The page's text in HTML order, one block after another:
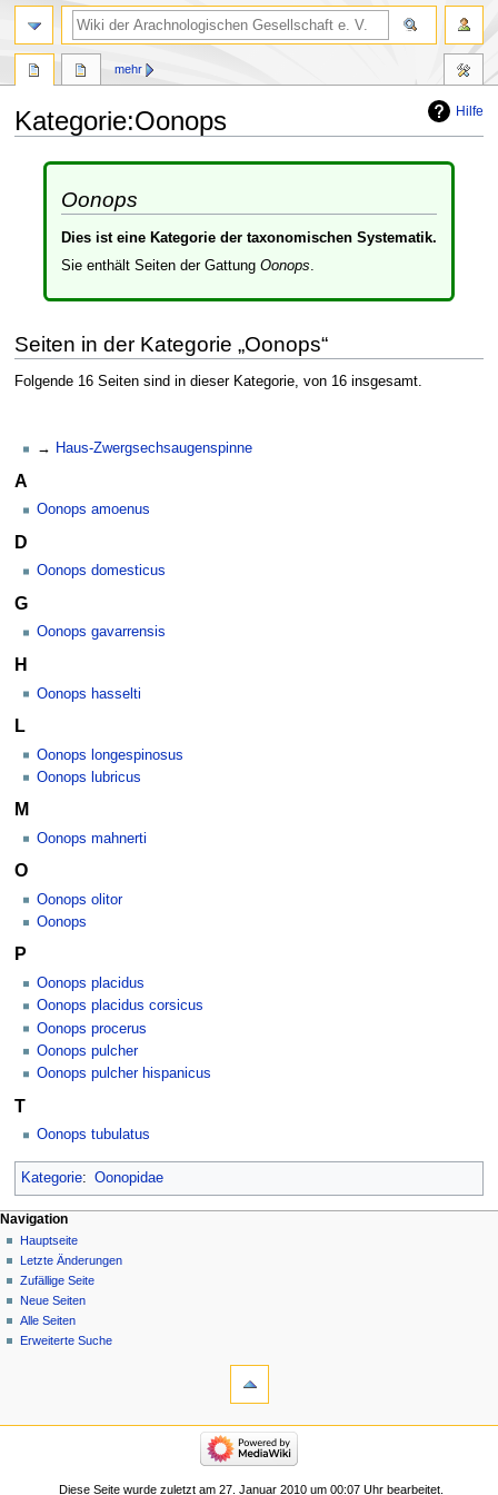
Hilfe
Kategorie:Oonops
springen
springenOonops
Dies ist eine Kategorie der taxonomischen Systematik.
Sie enthält Seiten der Gattung Oonops.
Seiten in der Kategorie „Oonops“
Folgende 16 Seiten sind in dieser Kategorie, von 16 insgesamt.
Haus-Zwergsechsaugenspinne
A
Oonops amoenus
D
Oonops domesticus
G
Oonops gavarrensis
H
Oonops hasselti
L
Oonops longespinosus
Oonops lubricus
M
Oonops mahnerti
O
Oonops olitor
Oonops
P
Oonops placidus
Oonops placidus corsicus
Oonops procerus
Oonops pulcher
Oonops pulcher hispanicus
T
Oonops tubulatus
Kategorie: Oonopidae
mehr
Navigation
Hauptseite
Letzte Änderungen
Zufällige Seite
Neue Seiten
Alle Seiten
Erweiterte Suche
Diese Seite wurde zuletzt am 27. Januar 2010 um 00:07 Uhr bearbeitet.